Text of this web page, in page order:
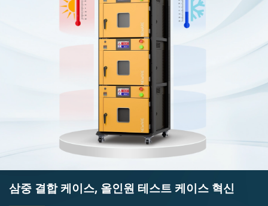
삼중 결합 케이스, 올인원 테스트 케이스 혁신